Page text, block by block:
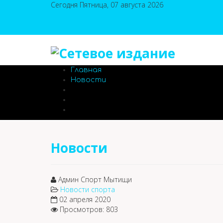
Сегодня Пятница, 07 августа 2026
Главная
Новости
Новости
Админ Спорт Мытищи
Новости спорта
02 апреля 2020
Просмотров: 803